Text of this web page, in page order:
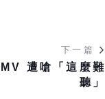
下一篇
遭嗆「這麼難
聽」